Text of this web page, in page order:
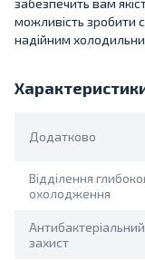
забезпечить вам
можливість зробити
надійним
Додатково
Відділення
охолодження
Антибактеріальний
захист